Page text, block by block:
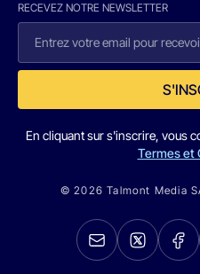
RECEVEZ NOTRE NEWSLETTER
En cliquant sur s'inscrire, vous
Termes et
© 2026 Talmont Media